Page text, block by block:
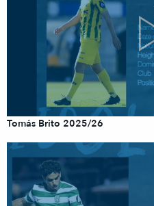
Tomás Brito 2025/26